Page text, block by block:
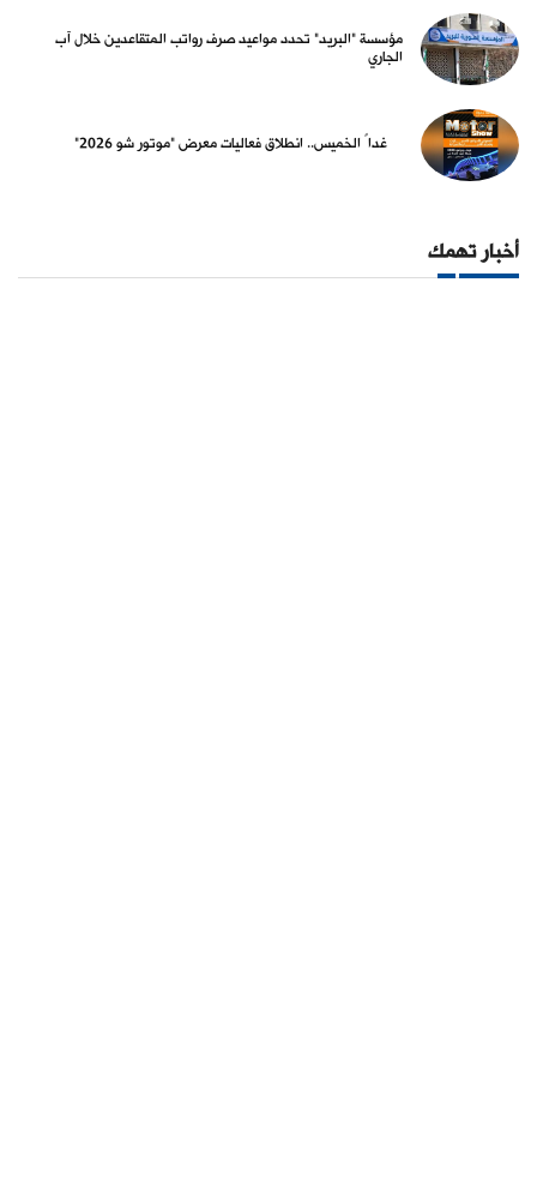
مؤسسة "البريد" تحدد مواعيد صرف رواتب المتقاعدين خلال آب
الجاري
غداً الخميس.. انطلاق فعاليات معرض "موتور شو 2026"
أخبار تهمك